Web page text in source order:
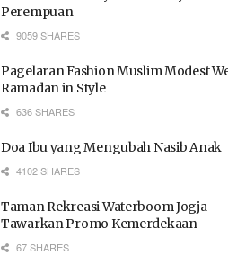
Perempuan
9059 SHARES
Pagelaran Fashion Muslim Modest
Ramadan in Style
636 SHARES
Doa Ibu yang Mengubah Nasib Anak
4102 SHARES
Taman Rekreasi Waterboom Jogja
Tawarkan Promo Kemerdekaan
67 SHARES